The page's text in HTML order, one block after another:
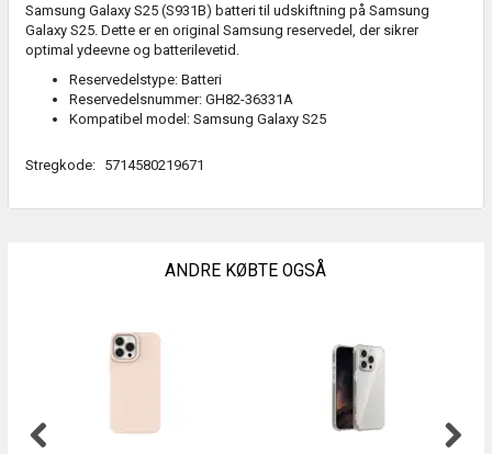
Samsung Galaxy S25 (S931B) batteri til udskiftning på Samsung
Galaxy S25. Dette er en original Samsung reservedel, der sikrer
optimal ydeevne og batterilevetid.
Reservedelstype: Batteri
Reservedelsnummer: GH82-36331A
Kompatibel model: Samsung Galaxy S25
Stregkode: 5714580219671
ANDRE KØBTE OGSÅ